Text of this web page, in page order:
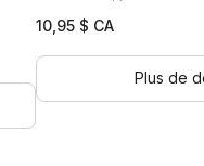
10,95 $ CA
Plus de